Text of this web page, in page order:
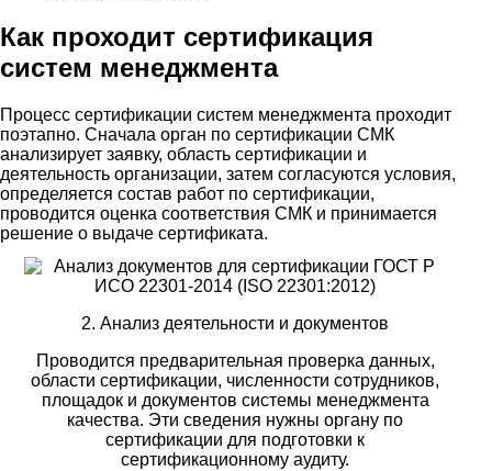
Как проходит сертификация
систем менеджмента
Процесс сертификации систем менеджмента проходит
поэтапно. Сначала орган по сертификации СМК
анализирует заявку, область сертификации и
деятельность организации, затем согласуются условия,
определяется состав работ по сертификации,
проводится оценка соответствия СМК и принимается
решение о выдаче сертификата.
2. Анализ деятельности и документов
Проводится предварительная проверка данных,
области сертификации, численности сотрудников,
площадок и документов системы менеджмента
качества. Эти сведения нужны органу по
сертификации для подготовки к
сертификационному аудиту.